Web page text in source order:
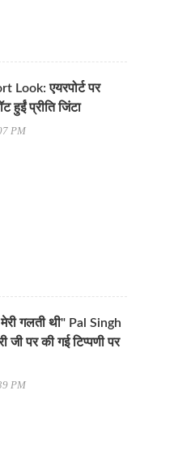
एयरपोर्ट पर
हुईं प्रीति जिंटा
PM
गलती थी" Pal Singh
जी पर की गई टिप्पणी पर
PM